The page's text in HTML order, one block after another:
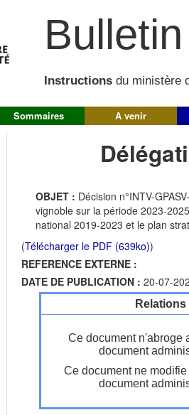
Instructions du ministère
Sommaires A venir
OBJET : Décision n°INTV-
vignoble sur la période 2023-
national 2019-2023 et le plan
(Télécharger le PDF (639ko))
REFERENCE EXTERNE :
DATE DE PUBLICATION : 20-07-
Ce document n'abroge
document
Ce document ne
document